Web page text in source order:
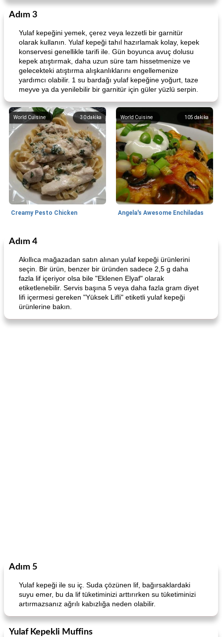
Adım 3
Yulaf kepeğini yemek, çerez veya lezzetli bir garnitür
olarak kullanın. Yulaf kepeği tahıl hazırlamak kolay, kepek
konservesi genellikle tarifi ile. Gün boyunca avuç dolusu
kepek atıştırmak, daha uzun süre tam hissetmenize ve
gelecekteki atıştırma alışkanlıklarını engellemenize
yardımcı olabilir. 1 su bardağı yulaf kepeğine yoğurt, taze
meyve ya da yenilebilir bir garnitür için güler yüzlü serpin.
30dakika
World Cuisine
Creamy Pesto Chicken
105 dakika
World Cuisine
Angela's Awesome Enchiladas
World Cuisine
Adım 4
Akıllıca mağazadan satın alınan yulaf kepeği ürünlerini
seçin. Bir ürün, benzer bir üründen sadece 2,5 g daha
fazla lif içeriyor olsa bile "Eklenen Elyaf" olarak
etiketlenebilir. Servis başına 5 veya daha fazla gram diyet
lifi içermesi gereken "Yüksek Lifli" etiketli yulaf kepeği
ürünlerine bakın.
Adım 5
Yulaf kepeği ile su iç. Suda çözünen lif, bağırsaklardaki
suyu emer, bu da lif tüketiminizi arttırırken su tüketiminizi
artırmazsanız ağrılı kabızlığa neden olabilir.
Yulaf Kepekli Muffins